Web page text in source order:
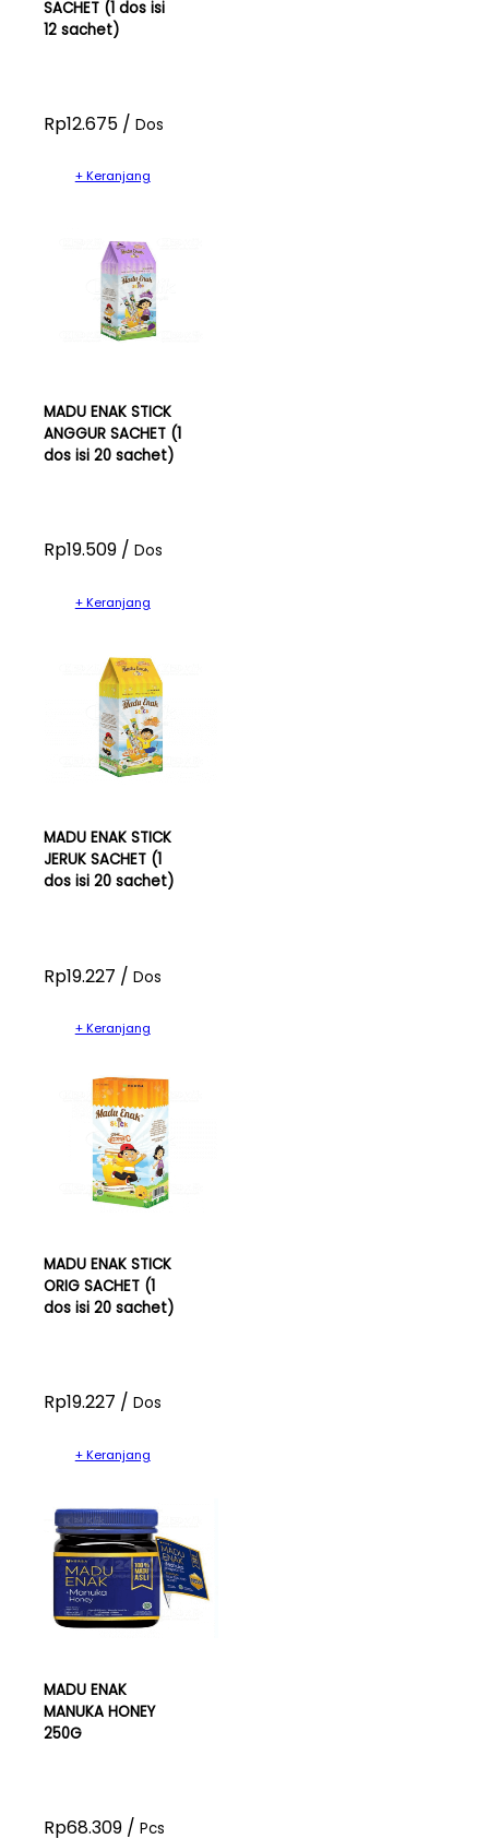
SACHET (1 dos isi
12 sachet)
Rp12.675 / Dos
+ Keranjang
MADU ENAK STICK
ANGGUR SACHET (1
dos isi 20 sachet)
Rp19.509 / Dos
+ Keranjang
MADU ENAK STICK
JERUK SACHET (1
dos isi 20 sachet)
Rp19.227 / Dos
+ Keranjang
MADU ENAK STICK
ORIG SACHET (1
dos isi 20 sachet)
Rp19.227 / Dos
+ Keranjang
MADU ENAK
MANUKA HONEY
250G
Rp68.309 / Pcs